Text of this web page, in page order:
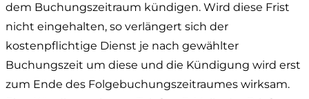
dem Buchungszeitraum kündigen. Wird diese Frist
nicht eingehalten, so verlängert sich der
kostenpflichtige Dienst je nach gewählter
Buchungszeit um diese und die Kündigung wird erst
zum Ende des Folgebuchungszeitraumes wirksam.